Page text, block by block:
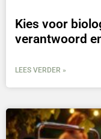
Kies voor
verantwoord
LEES VERDER »